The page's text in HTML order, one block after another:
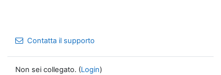
Contatta il supporto
Non sei collegato. (Login)